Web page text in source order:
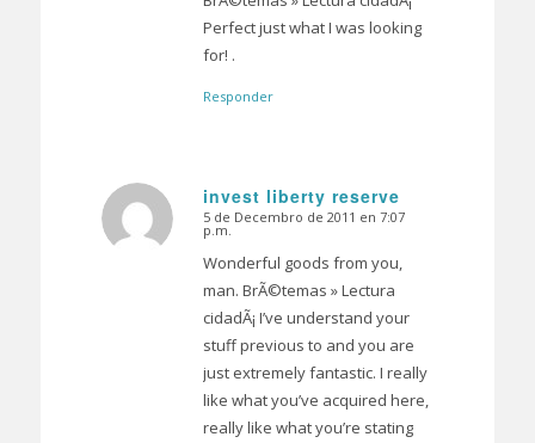
Perfect just what I was looking
for! .
Responder
invest liberty reserve
Dice:
5 de Decembro de 2011 en 7:07
p.m.
Wonderful goods from you,
man. BrÃ©temas » Lectura
cidadÃ¡ I’ve understand your
stuff previous to and you are
just extremely fantastic. I really
like what you’ve acquired here,
really like what you’re stating